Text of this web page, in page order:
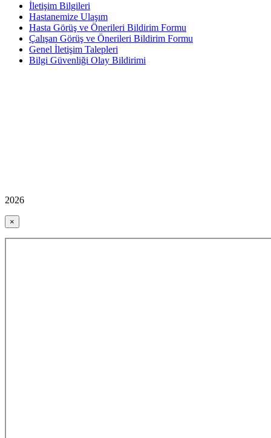
İletişim Bilgileri
Hastanemize Ulaşım
Hasta Görüş ve Önerileri Bildirim Formu
Çalışan Görüş ve Önerileri Bildirim Formu
Genel İletişim Talepleri
Bilgi Güvenliği Olay Bildirimi
2026
×